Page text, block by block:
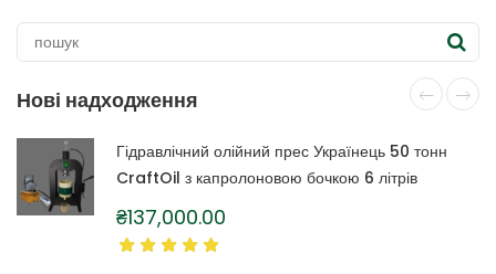
Нові надходження
Гідравлічний олійний прес Українець 50 тонн
CraftOil з капролоновою бочкою 6 літрів
₴137,000.00